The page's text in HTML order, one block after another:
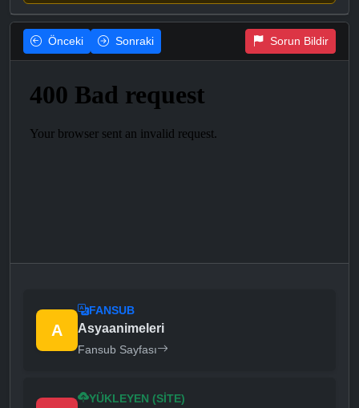
Önceki Sonraki Sorun Bildir
A
FANSUB
Asyaanimeleri
Fansub Sayfası
YÜKLEYEN (SITE)